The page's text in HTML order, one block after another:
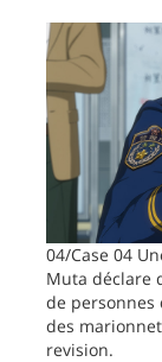
04/Case 04
Muta déclare
de personnes
des
revision.